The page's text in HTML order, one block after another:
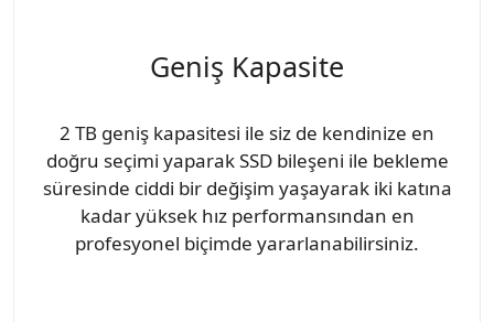
Geniş Kapasite
2 TB geniş kapasitesi ile siz de kendinize en
doğru seçimi yaparak SSD bileşeni ile bekleme
süresinde ciddi bir değişim yaşayarak iki katına
kadar yüksek hız performansından en
profesyonel biçimde yararlanabilirsiniz.